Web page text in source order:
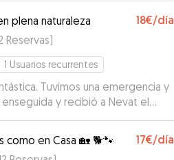
plena naturaleza 18€/día
Reservas)
1 Usuarios recurrentes
Tuvimos una emergencia y
y recibió a Nevat el
Nevat, como no, dos días
de Kiara 🐶 y Laura con sus
es una persona
como en Casa 🏡 🐕🐾 17€/día